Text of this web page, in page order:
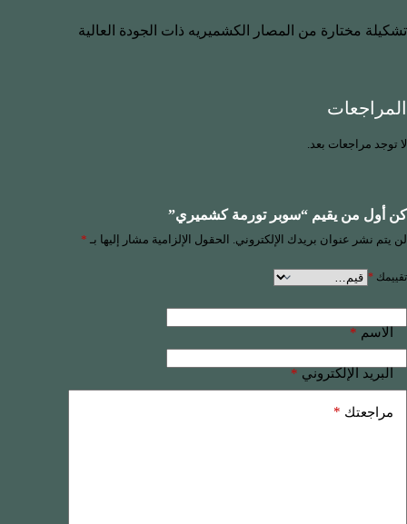
تشكيلة مختارة من المصار الكشميريه ذات الجودة العالية
المراجعات
لا توجد مراجعات بعد.
كن أول من يقيم “سوبر تورمة كشميري”
لن يتم نشر عنوان بريدك الإلكتروني. الحقول الإلزامية مشار إليها بـ *
تقييمك *
الاسم*
البريد الإلكتروني*
مراجعتك *